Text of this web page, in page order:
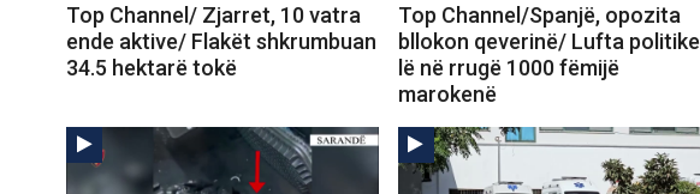
Top Channel/ Zjarret, 10 vatra
ende aktive/ Flakët shkrumbuan
34.5 hektarë tokë
Top Channel/Spanjë, opozita
bllokon qeverinë/ Lufta politike
lë në rrugë 1000 fëmijë
marokenë